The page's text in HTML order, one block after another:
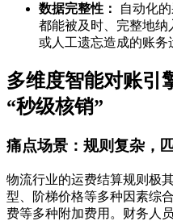
数据完整性：
自动化
都能被及时、完整地
或人工遗忘造成的账务
多维度智能对账引
“秒级核销”
痛点场景：规则复杂，
物流行业的运费结算规则极
型、阶梯价格等多种因素综
费等多种附加费用。财务人